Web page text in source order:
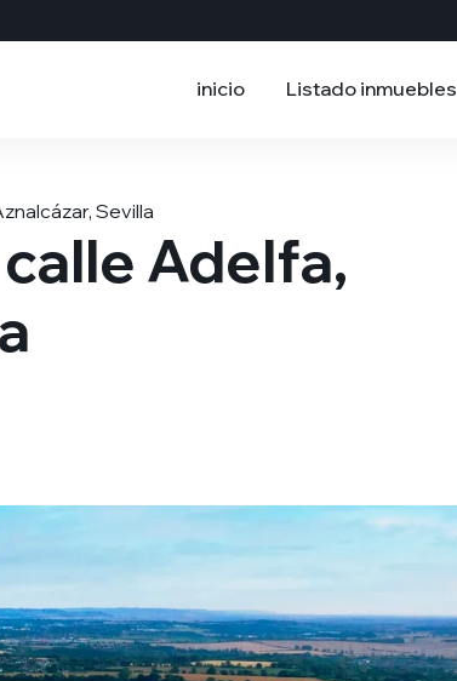
inicio Listado inmuebles
Sevilla
Adelfa,